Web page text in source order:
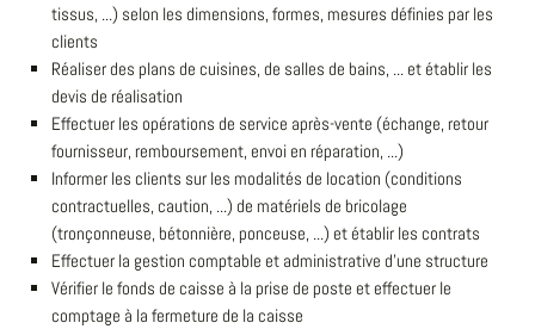
tissus, ...) selon les dimensions, formes, mesures définies par les
clients
Réaliser des plans de cuisines, de salles de bains, ... et établir les
devis de réalisation
Effectuer les opérations de service après-vente (échange, retour
fournisseur, remboursement, envoi en réparation, ...)
Informer les clients sur les modalités de location (conditions
contractuelles, caution, ...) de matériels de bricolage
(tronçonneuse, bétonnière, ponceuse, ...) et établir les contrats
Effectuer la gestion comptable et administrative d'une structure
Vérifier le fonds de caisse à la prise de poste et effectuer le
comptage à la fermeture de la caisse